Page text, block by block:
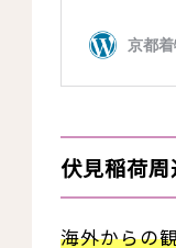
伏見稲荷周
海外からの